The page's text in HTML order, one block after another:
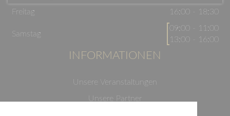
Freitag
16:00 - 18:30
Samstag
09:00 - 11:00
13:00 - 16:00
INFORMATIONEN
Unsere Veranstaltungen
Unsere Partner